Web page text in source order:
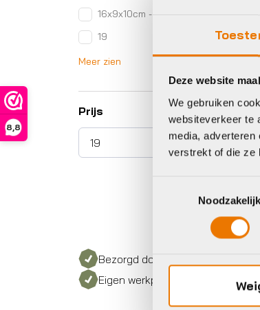
Deze website
We gebruiken
websiteverkeer te
media, adverteren
verstrekt of die ze
Noodzakelijk
8,8
16x9x10cm - 0.69L
19
Meer zien
Prijs
Bezorgd door heel Nederland
Eigen werkplaats met